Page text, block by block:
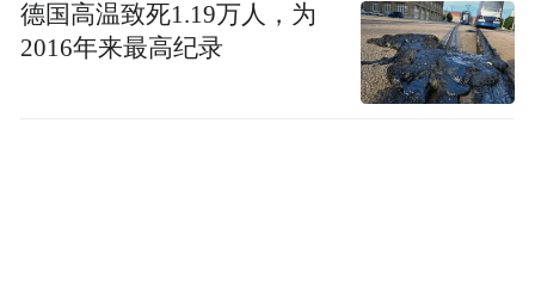
德国高温致死1.19万人，为
2016年来最高纪录